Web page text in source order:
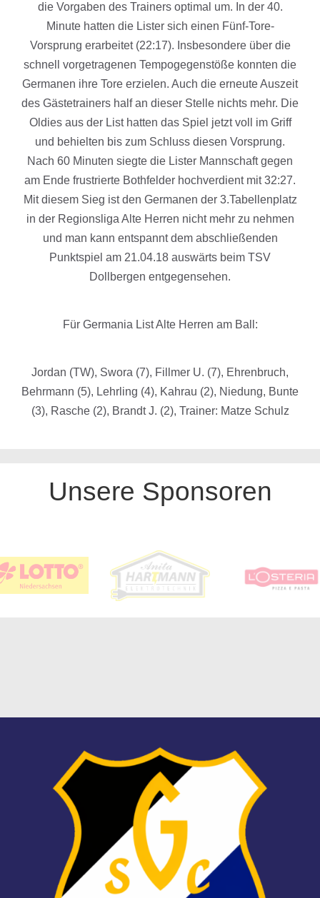
die Vorgaben des Trainers optimal um. In der 40.
Minute hatten die Lister sich einen Fünf-Tore-
Vorsprung erarbeitet (22:17). Insbesondere über die
schnell vorgetragenen Tempogegenstöße konnten die
Germanen ihre Tore erzielen. Auch die erneute Auszeit
des Gästetrainers half an dieser Stelle nichts mehr. Die
Oldies aus der List hatten das Spiel jetzt voll im Griff
und behielten bis zum Schluss diesen Vorsprung.
Nach 60 Minuten siegte die Lister Mannschaft gegen
am Ende frustrierte Bothfelder hochverdient mit 32:27.
Mit diesem Sieg ist den Germanen der 3.Tabellenplatz
in der Regionsliga Alte Herren nicht mehr zu nehmen
und man kann entspannt dem abschließenden
Punktspiel am 21.04.18 auswärts beim TSV
Dollbergen entgegensehen.
Für Germania List Alte Herren am Ball:
Jordan (TW), Swora (7), Fillmer U. (7), Ehrenbruch,
Behrmann (5), Lehrling (4), Kahrau (2), Niedung, Bunte
(3), Rasche (2), Brandt J. (2), Trainer: Matze Schulz
Unsere Sponsoren